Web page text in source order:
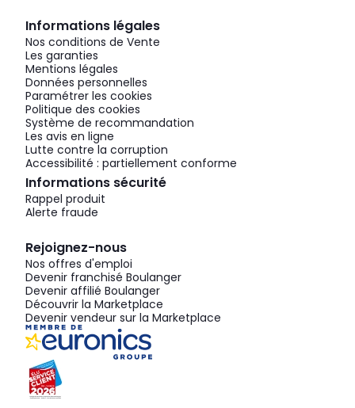
Informations légales
Nos conditions de Vente
Les garanties
Mentions légales
Données personnelles
Paramétrer les cookies
Politique des cookies
Système de recommandation
Les avis en ligne
Lutte contre la corruption
Accessibilité : partiellement conforme
Informations sécurité
Rappel produit
Alerte fraude
Rejoignez-nous
Nos offres d'emploi
Devenir franchisé Boulanger
Devenir affilié Boulanger
Découvrir la Marketplace
Devenir vendeur sur la Marketplace